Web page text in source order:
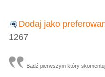
Dodaj jako
1267
Bądź pierwszym który